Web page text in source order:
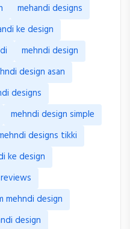
mehandi designs
ke design
mehndi design
design asan
designs
mehndi design simple
designs tikki
ke design
mehndi design
design